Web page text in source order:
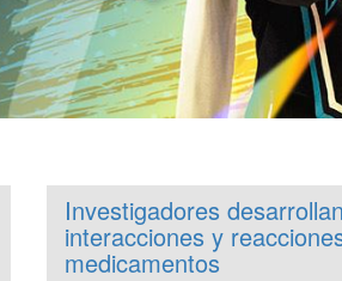
Investigadores
interacciones y
medicamentos